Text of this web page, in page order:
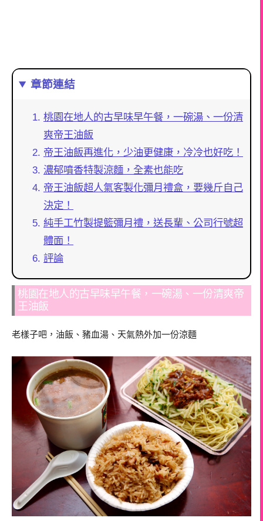
章節連結
桃園在地人的古早味早午餐，一碗湯、一份清
爽帝王油飯
帝王油飯再進化，少油更健康，冷冷也好吃！
濃郁噴香特製涼麵，全素也能吃
帝王油飯超人氣客製化彌月禮盒，要幾斤自己
決定！
純手工竹製提籃彌月禮，送長輩、公司行號超
體面！
評論
桃園在地人的古早味早午餐，一碗湯、一份清爽帝
王油飯
老樣子吧，油飯、豬血湯、天氣熱外加一份涼麵